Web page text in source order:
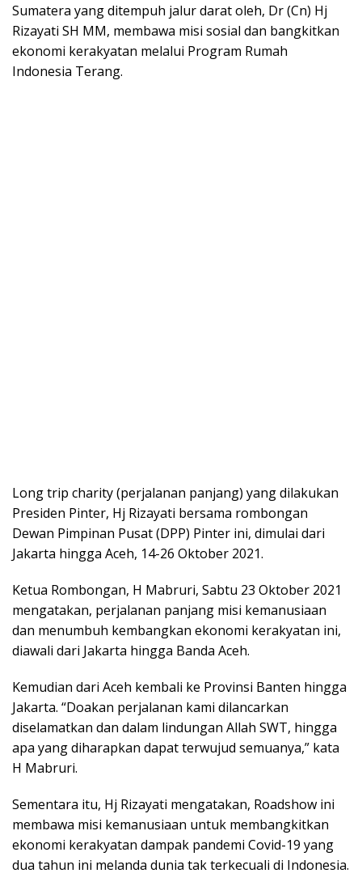
Sumatera yang ditempuh jalur darat oleh, Dr (Cn) Hj
Rizayati SH MM, membawa misi sosial dan bangkitkan
ekonomi kerakyatan melalui Program Rumah
Indonesia Terang.
Long trip charity (perjalanan panjang) yang dilakukan
Presiden Pinter, Hj Rizayati bersama rombongan
Dewan Pimpinan Pusat (DPP) Pinter ini, dimulai dari
Jakarta hingga Aceh, 14-26 Oktober 2021.
Ketua Rombongan, H Mabruri, Sabtu 23 Oktober 2021
mengatakan, perjalanan panjang misi kemanusiaan
dan menumbuh kembangkan ekonomi kerakyatan ini,
diawali dari Jakarta hingga Banda Aceh.
Kemudian dari Aceh kembali ke Provinsi Banten hingga
Jakarta. “Doakan perjalanan kami dilancarkan
diselamatkan dan dalam lindungan Allah SWT, hingga
apa yang diharapkan dapat terwujud semuanya,” kata
H Mabruri.
Sementara itu, Hj Rizayati mengatakan, Roadshow ini
membawa misi kemanusiaan untuk membangkitkan
ekonomi kerakyatan dampak pandemi Covid-19 yang
dua tahun ini melanda dunia tak terkecuali di Indonesia.